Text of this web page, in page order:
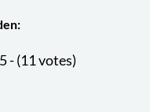
- (11 votes)